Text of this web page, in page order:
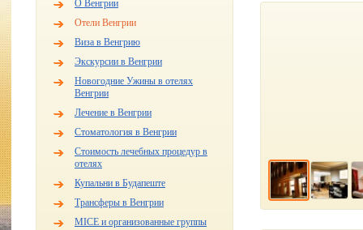
О Венгрии
Отели Венгрии
Виза в Венгрию
Экскурсии в Венгрии
Новогодние Ужины в отелях
Венгрии
Лечение в Венгрии
Стоматология в Венгрии
Стоимость лечебных процедур в
отелях
Купальни в Будапеште
Трансферы в Венгрии
MICE и организованные группы